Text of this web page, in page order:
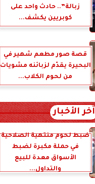
زبالة”.. حادث واحد على
كوبريين يكشف...
قصة صور مطعم شهير في
البحيرة يقدّم لزبائنه مشويات
من لحوم الكلاب...
آخر الأخبار
ضبط لحوم منتهية الصلاحية
في حملة مكبرة لضبط
الأسواق معدة للبيع
والتداول...